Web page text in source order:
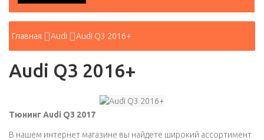
Главная Audi Audi Q3 2016+
Audi Q3 2016+
Тюнинг Audi Q3 2017
В нашем интернет магазине вы найдете широкий асcортимент